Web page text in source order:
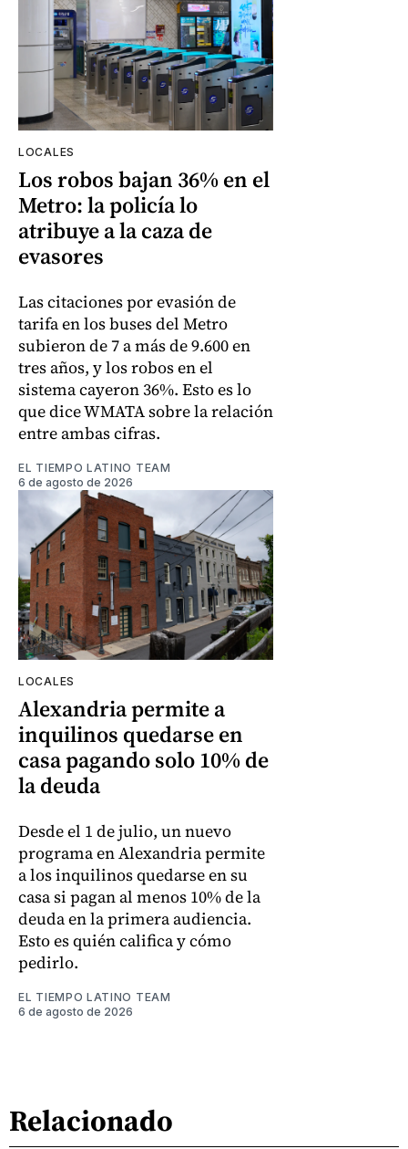
LOCALES
Los robos bajan 36% en el
Metro: la policía lo
atribuye a la caza de
evasores
Las citaciones por evasión de
tarifa en los buses del Metro
subieron de 7 a más de 9.600 en
tres años, y los robos en el
sistema cayeron 36%. Esto es lo
que dice WMATA sobre la relación
entre ambas cifras.
EL TIEMPO LATINO TEAM
6 de agosto de 2026
LOCALES
Alexandria permite a
inquilinos quedarse en
casa pagando solo 10% de
la deuda
Desde el 1 de julio, un nuevo
programa en Alexandria permite
a los inquilinos quedarse en su
casa si pagan al menos 10% de la
deuda en la primera audiencia.
Esto es quién califica y cómo
pedirlo.
EL TIEMPO LATINO TEAM
6 de agosto de 2026
Relacionado